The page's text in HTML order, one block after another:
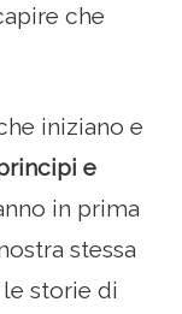
che
iniziano e
e
in prima
stessa
storie di